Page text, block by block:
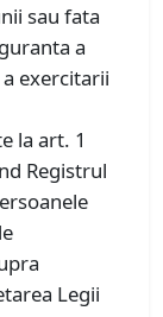
sau fata
a
exercitarii
la art. 1
Registrul
Legii